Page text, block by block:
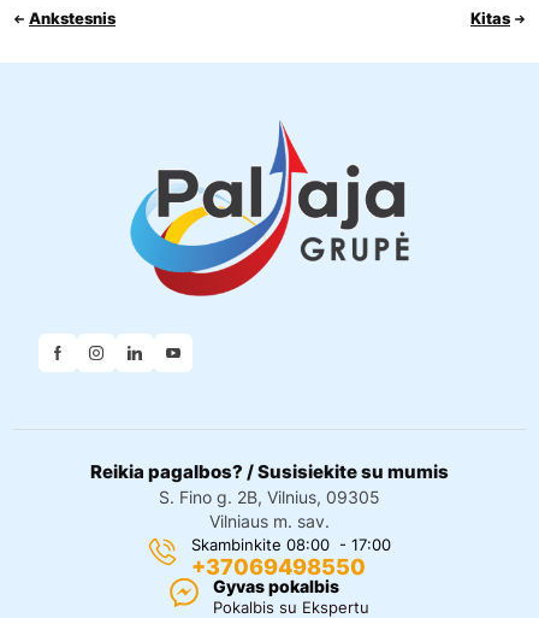
Ankstesnis Kitas
Reikia pagalbos? / Susisiekite su mumis
S. Fino g. 2B, Vilnius, 09305
Vilniaus m. sav.
Skambinkite 08:00 - 17:00
+37069498550
Gyvas pokalbis
Pokalbis su Ekspertu